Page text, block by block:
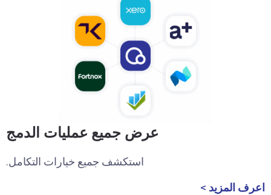
عرض جميع عمليات الدمج
استكشف جميع خيارات التكامل.
اعرف المزيد >